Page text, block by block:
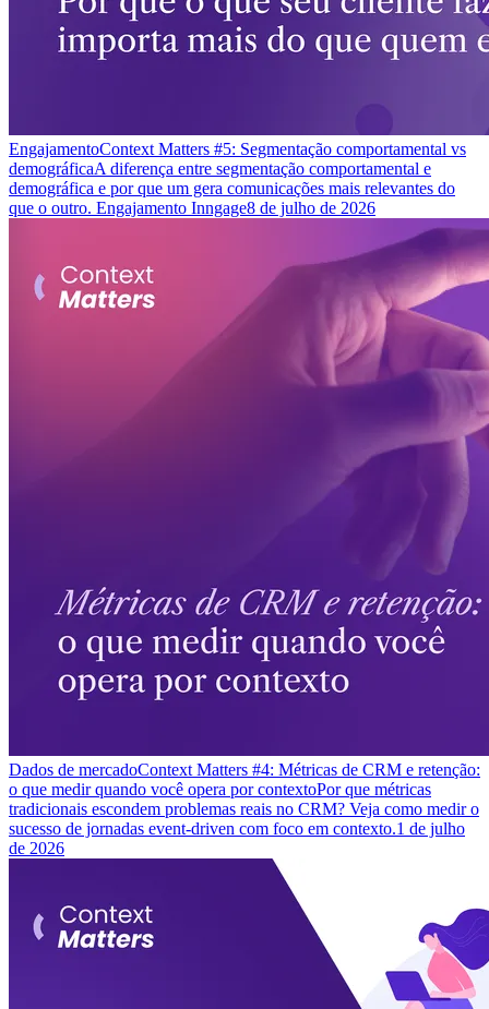
EngajamentoContext Matters #5: Segmentação comportamental vs
demográficaA diferença entre segmentação comportamental e
demográfica e por que um gera comunicações mais relevantes do
que o outro. Engajamento Inngage8 de julho de 2026
Dados de mercadoContext Matters #4: Métricas de CRM e retenção:
o que medir quando você opera por contextoPor que métricas
tradicionais escondem problemas reais no CRM? Veja como medir o
sucesso de jornadas event-driven com foco em contexto.1 de julho
de 2026